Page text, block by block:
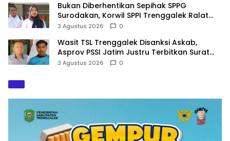
Bukan Diberhentikan Sepihak SPPG
Surodakan, Korwil SPPI Trenggalek Ralat
Pernyataan Soal Permata Umat Tolak MBG
3 Agustus 2026 0
Wasit TSL Trenggalek Disanksi Askab,
Asprov PSSI Jatim Justru Terbitkan Surat
Tugas di Hari yang Sama
3 Agustus 2026 0